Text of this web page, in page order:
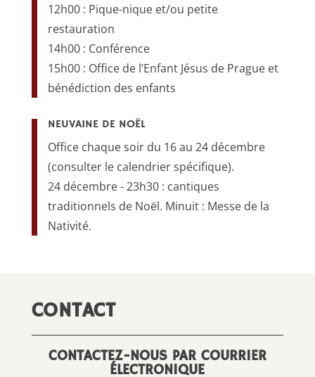
12h00 : Pique-nique et/ou petite
restauration
14h00 : Conférence
15h00 : Office de l’Enfant Jésus de Prague et
bénédiction des enfants
NEUVAINE DE NOËL
Office chaque soir du 16 au 24 décembre
(consulter le calendrier spécifique).
24 décembre - 23h30 : cantiques
traditionnels de Noël. Minuit : Messe de la
Nativité.
CONTACT
CONTACTEZ-NOUS PAR COURRIER
ÉLECTRONIQUE